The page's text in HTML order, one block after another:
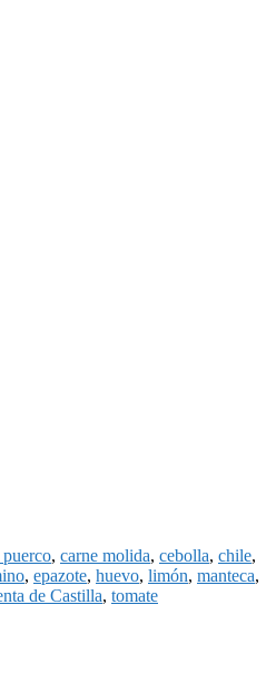
puerco, carne molida, cebolla, chile,
, epazote, huevo, limón, manteca,
de Castilla, tomate